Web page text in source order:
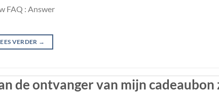
FAQ : Answer
VERDER →
de ontvanger van mijn